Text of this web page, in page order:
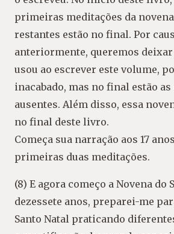
primeiras meditações da novena
restantes estão no final. Por
anteriormente, queremos deixar
usou ao escrever este volume,
inacabado, mas no final estão
ausentes. Além disso, essa
no final deste livro.
Começa sua narração aos 17
primeiras duas meditações.
(8) E agora começo a Novena do
dezessete anos, preparei-me
Santo Natal praticando